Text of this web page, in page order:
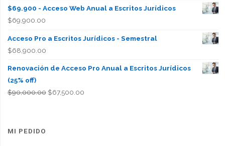
$69.900 - Acceso Web Anual a Escritos Jurídicos
$69,900.00
Acceso Pro a Escritos Jurídicos - Semestral
$68,900.00
Renovación de Acceso Pro Anual a Escritos Jurídicos
(25% off)
$90,000.00 El
$67,500.00El
MI PEDIDO